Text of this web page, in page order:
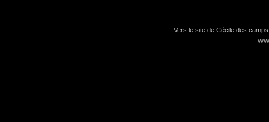
Vers le site de Cécile des